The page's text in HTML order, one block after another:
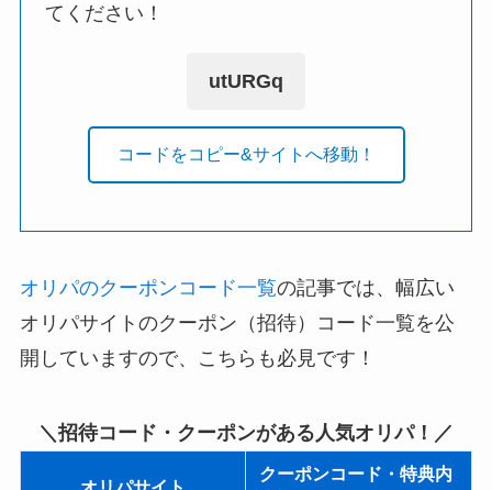
てください！
utURGq
コードをコピー&サイトへ移動！
オリパのクーポンコード一覧の記事では、幅広い
オリパサイトのクーポン（招待）コード一覧を公
開していますので、こちらも必見です！
＼招待コード・クーポンがある人気オリパ！／
クーポンコード・特典内